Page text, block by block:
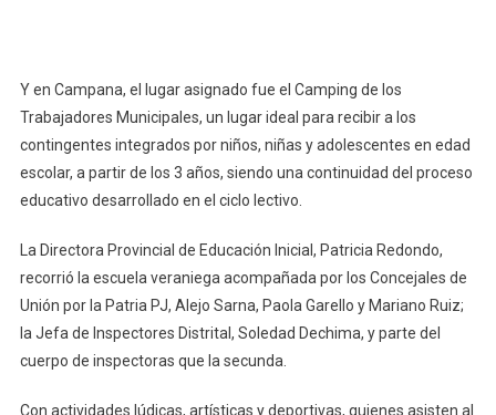
Y en Campana, el lugar asignado fue el Camping de los
Trabajadores Municipales, un lugar ideal para recibir a los
contingentes integrados por niños, niñas y adolescentes en edad
escolar, a partir de los 3 años, siendo una continuidad del proceso
educativo desarrollado en el ciclo lectivo.
La Directora Provincial de Educación Inicial, Patricia Redondo,
recorrió la escuela veraniega acompañada por los Concejales de
Unión por la Patria PJ, Alejo Sarna, Paola Garello y Mariano Ruiz;
la Jefa de Inspectores Distrital, Soledad Dechima, y parte del
cuerpo de inspectoras que la secunda.
Con actividades lúdicas, artísticas y deportivas, quienes asisten al